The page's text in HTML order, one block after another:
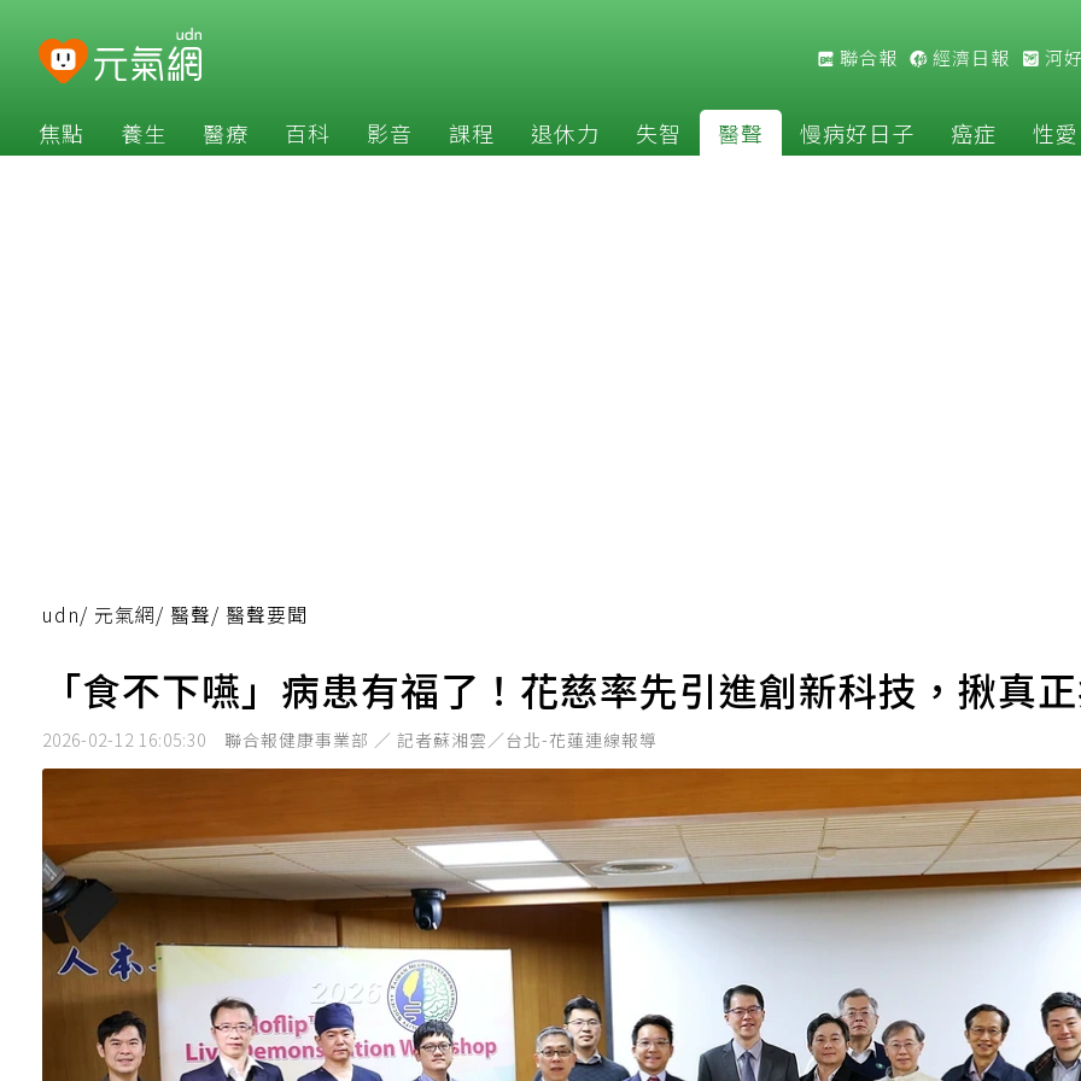
聯合報 經濟日報 河
焦點 養生 醫療 百科 影音 課程 退休力 失智 醫聲 慢病好日子 癌症 性愛
udn/ 元氣網/ 醫聲/ 醫聲要聞
「食不下嚥」病患有福了！花慈率先引進創新科技，揪真
2026-02-12 16:05:30 聯合報健康事業部 ／ 記者蘇湘雲／台北-花蓮連線報導